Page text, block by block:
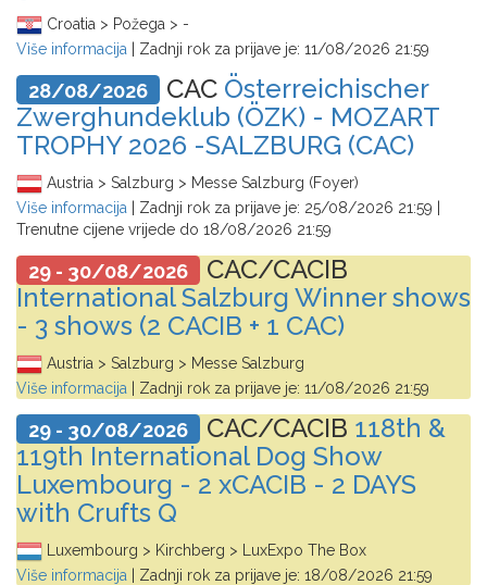
Croatia > Požega > -
Više informacija
| Zadnji rok za prijave je: 11/08/2026 21:59
28/08/2026 CAC Österreichischer
Zwerghundeklub (ÖZK) - MOZART
TROPHY 2026 -SALZBURG (CAC)
Austria > Salzburg > Messe Salzburg (Foyer)
Više informacija
| Zadnji rok za prijave je: 25/08/2026 21:59
Trenutne cijene vrijede do 18/08/2026 21:59
29 - 30/08/2026 CAC/CACIB
International Salzburg Winner shows
- 3 shows (2 CACIB + 1 CAC)
Austria > Salzburg > Messe Salzburg
Više informacija
| Zadnji rok za prijave je: 11/08/2026 21:59
29 - 30/08/2026 CAC/CACIB 118th &
119th International Dog Show
Luxembourg - 2 xCACIB - 2 DAYS
with Crufts Q
Luxembourg > Kirchberg > LuxExpo The Box
Više informacija
| Zadnji rok za prijave je: 18/08/2026 21:59